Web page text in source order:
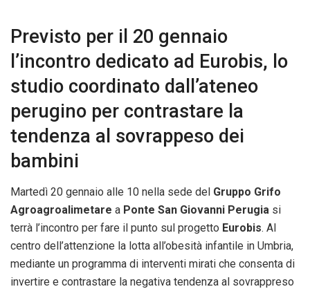
Previsto per il 20 gennaio
l’incontro dedicato ad Eurobis, lo
studio coordinato dall’ateneo
perugino per contrastare la
tendenza al sovrappeso dei
bambini
Martedì 20 gennaio alle 10 nella sede del Gruppo Grifo
Agroagroalimetare a Ponte San Giovanni Perugia si
terrà l’incontro per fare il punto sul progetto Eurobis. Al
centro dell’attenzione la lotta all’obesità infantile in Umbria,
mediante un programma di interventi mirati che consenta di
invertire e contrastare la negativa tendenza al sovrappreso